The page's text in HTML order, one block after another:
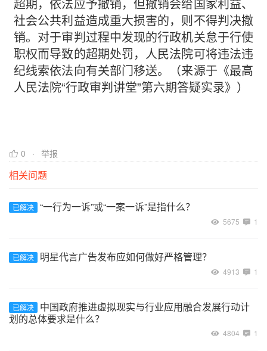
超期，依法应予撤销，但撤销会给国家利益、
社会公共利益造成重大损害的，则不得判决撤
销。对于审判过程中发现的行政机关怠于行使
职权而导致的超期处罚，人民法院可将违法违
纪线索依法向有关部门移送。（来源于《最高
人民法院“行政审判讲堂”第六期答疑实录》）
0 举报
相关问题
已解决 “一行为一诉”或“一案一诉”是指什么？
5675 1
已解决 明星代言广告发布应如何做好严格管理？
4913 1
已解决
中国政府推进虚拟现实与行业应用融合发展行动计
划的总体要求是什么？
4804 1